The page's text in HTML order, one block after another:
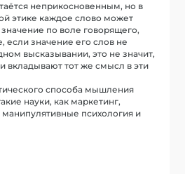
неприкосновенным, но в
этике каждое слово может
по воле говорящего,
если значение его слов не
высказывании, это не значит,
вкладывают тот же смысл в эти
способа мышления
науки, как маркетинг,
манипулятивные психология и